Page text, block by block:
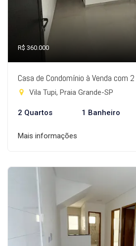
R$ 360.000
Casa de Condomínio à Venda com
Vila Tupi, Praia Grande-SP
2 Quartos 1 Banheiro
Mais informações